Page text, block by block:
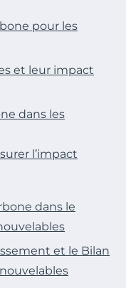
pour les
et leur impact
dans les
l’impact
dans le
et le Bilan